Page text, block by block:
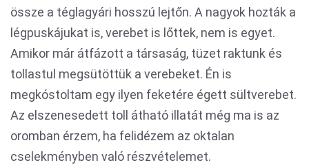
össze a téglagyári hosszú lejtőn. A nagyok hozták a
légpuskájukat is, verebet is lőttek, nem is egyet.
Amikor már átfázott a társaság, tüzet raktunk és
tollastul megsütöttük a verebeket. Én is
megkóstoltam egy ilyen feketére égett sültverebet.
Az elszenesedett toll átható illatát még ma is az
oromban érzem, ha felidézem az oktalan
cselekményben való részvételemet.